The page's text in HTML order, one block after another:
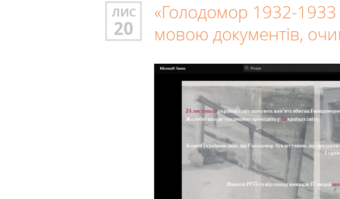
ЛИС
20
«Голодомор 1932-1933
мовою документів,